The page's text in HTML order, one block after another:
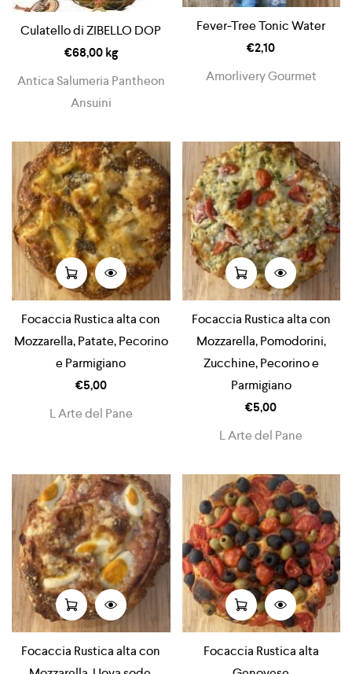
Culatello di ZIBELLO DOP
€68,00kg
Antica Salumeria Pantheon
Ansuini
Fever-Tree Tonic Water
€2,10
Amorlivery Gourmet
Focaccia Rustica alta con
Mozzarella, Patate, Pecorino
e Parmigiano
€5,00
L Arte del Pane
Focaccia Rustica alta con
Mozzarella, Pomodorini,
Zucchine, Pecorino e
Parmigiano
€5,00
L Arte del Pane
Focaccia Rustica alta con
Focaccia Rustica alta